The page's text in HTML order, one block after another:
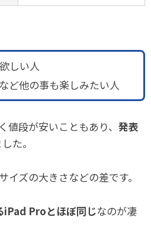
しい人
ど他の事も楽しみたい人
段が安いこともあり、 発表
た。
ズの大きさなどの差です。
iPad Proとほぼ同じなのが凄